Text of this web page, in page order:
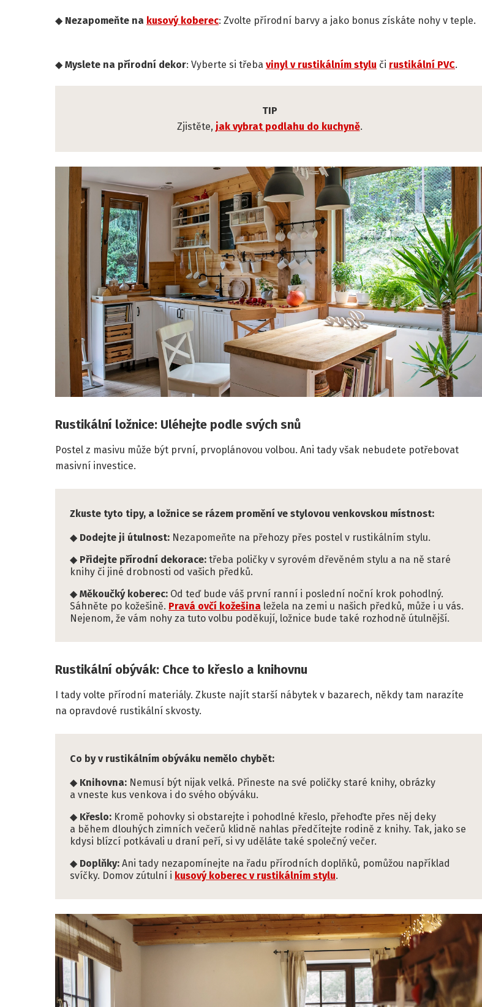
Nezapomeňte na kusový koberec: Zvolte přírodní barvy a jako bonus získáte nohy v teple.
Myslete na přírodní dekor: Vyberte si třeba vinyl v rustikálním stylu či rustikální PVC.
TIP
Zjistěte, jak vybrat podlahu do kuchyně.
Rustikální ložnice: Uléhejte podle svých snů
Postel z masivu může být první, prvoplánovou volbou. Ani tady však nebudete potřebovat
masivní investice.
Zkuste tyto tipy, a ložnice se rázem promění ve stylovou venkovskou místnost:
Dodejte ji útulnost: Nezapomeňte na přehozy přes postel v rustikálním stylu.
Přidejte přírodní dekorace: třeba poličky v syrovém dřevěném stylu a na ně staré
knihy či jiné drobnosti od vašich předků.
Měkoučký koberec: Od teď bude váš první ranní i poslední noční krok pohodlný.
Sáhněte po kožešině. Pravá ovčí kožešina ležela na zemi u našich předků, může i u vás.
Nejenom, že vám nohy za tuto volbu poděkují, ložnice bude také rozhodně útulnější.
Rustikální obývák: Chce to křeslo a knihovnu
I tady volte přírodní materiály. Zkuste najít starší nábytek v bazarech, někdy tam narazíte
na opravdové rustikální skvosty.
Co by v rustikálním obýváku nemělo chybět:
Knihovna: Nemusí být nijak velká. Přineste na své poličky staré knihy, obrázky
a vneste kus venkova i do svého obýváku.
Křeslo: Kromě pohovky si obstarejte i pohodlné křeslo, přehoďte přes něj deky
a během dlouhých zimních večerů klidně nahlas předčítejte rodině z knihy. Tak, jako se
kdysi blízcí potkávali u draní peří, si vy uděláte také společný večer.
Doplňky: Ani tady nezapomínejte na řadu přírodních doplňků, pomůžou například
svíčky. Domov zútulní i kusový koberec v rustikálním stylu.